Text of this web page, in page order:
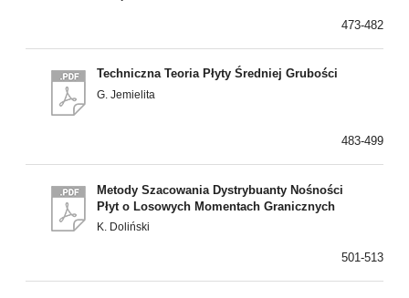
473-482
Techniczna Teoria Płyty Średniej Grubości
G. Jemielita
483-499
Metody Szacowania Dystrybuanty Nośności
Płyt o Losowych Momentach Granicznych
K. Doliński
501-513